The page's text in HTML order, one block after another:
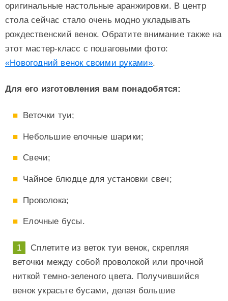
оригинальные настольные аранжировки. В центр
стола сейчас стало очень модно укладывать
рождественский венок. Обратите внимание также на
этот мастер-класс с пошаговыми фото:
«Новогодний венок своими руками».
Для его изготовления вам понадобятся:
Веточки туи;
Небольшие елочные шарики;
Свечи;
Чайное блюдце для установки свеч;
Проволока;
Елочные бусы.
Сплетите из веток туи венок, скрепляя
веточки между собой проволокой или прочной
ниткой темно-зеленого цвета. Получившийся
венок украсьте бусами, делая большие